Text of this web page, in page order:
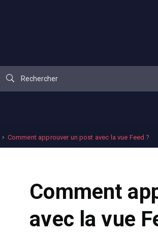
Comment approuver un post avec la vue Feed ?
Comment
avec la vue